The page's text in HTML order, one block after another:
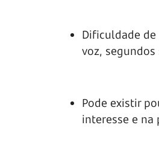
Dificuldade
voz,
Pode existir
interesse e